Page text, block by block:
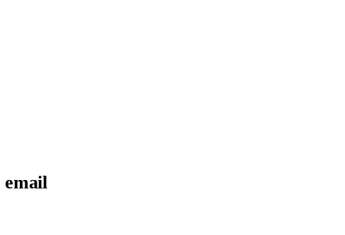
email